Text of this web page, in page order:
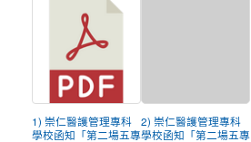
1) 崇仁醫護管理專科
學校函知「第二場五專
2) 崇仁醫護管理專科
學校函知「第二場五專